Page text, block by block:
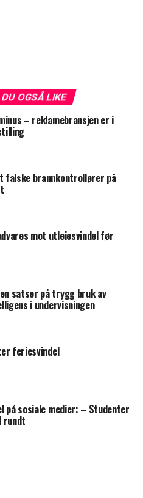
OGSÅ LIKE
– reklamebransjen er i
falske brannkontrollører på
mot utleiesvindel før
satser på trygg bruk av
i undervisningen
feriesvindel
på sosiale medier: – Studenter